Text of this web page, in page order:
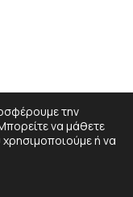
MediaBox.
All rights
την
να μάθετε
ή να